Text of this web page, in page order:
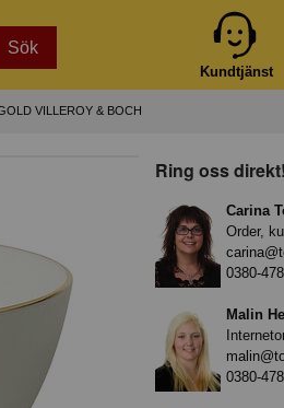
Sök
Kundtjänst
VILLEROY & BOCH
Ring oss direkt!
Carina
Order,
0380-
Malin
0380-